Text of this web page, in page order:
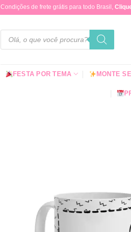
Condições de frete grátis para todo Brasil,
Pesquisar
produtos
FESTA POR TEMA MONTE